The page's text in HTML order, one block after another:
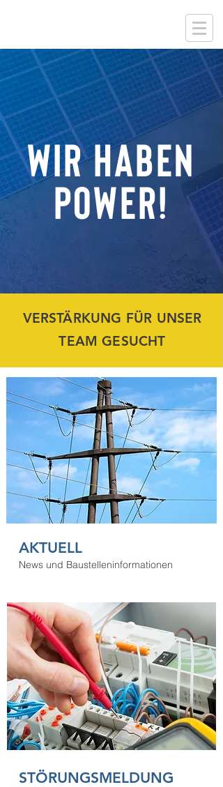
WIR HABEN
POWER!
VERSTÄRKUNG FÜR UNSER
TEAM GESUCHT
AKTUELL
News und Baustelleninformationen
STÖRUNGSMELDUNG